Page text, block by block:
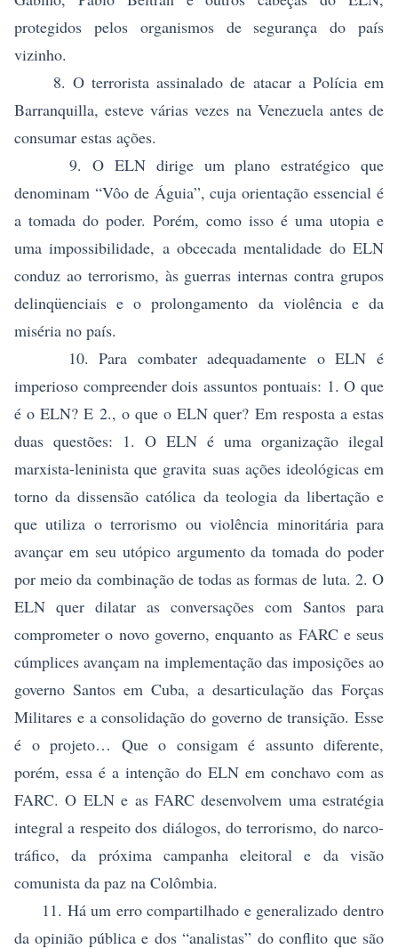
protegidos pelos organismos de segurança do país
vizinho.
8. O terrorista assinalado de atacar a Polícia em
Barranquilla, esteve várias vezes na Venezuela antes de
consumar estas ações.
9. O ELN dirige um plano estratégico que
denominam “Vôo de Águia”, cuja orientação essencial é
a tomada do poder. Porém, como isso é uma utopia e
uma impossibilidade, a obcecada mentalidade do ELN
conduz ao terrorismo, às guerras internas contra grupos
delinqüenciais e o prolongamento da violência e da
miséria no país.
10. Para combater adequadamente o ELN é
imperioso compreender dois assuntos pontuais: 1. O que
é o ELN? E 2., o que o ELN quer? Em resposta a estas
duas questões: 1. O ELN é uma organização ilegal
marxista-leninista que gravita suas ações ideológicas em
torno da dissensão católica da teologia da libertação e
que utiliza o terrorismo ou violência minoritária para
avançar em seu utópico argumento da tomada do poder
por meio da combinação de todas as formas de luta. 2. O
ELN quer dilatar as conversações com Santos para
comprometer o novo governo, enquanto as FARC e seus
cúmplices avançam na implementação das imposições ao
governo Santos em Cuba, a desarticulação das Forças
Militares e a consolidação do governo de transição. Esse
é o projeto… Que o consigam é assunto diferente,
porém, essa é a intenção do ELN em conchavo com as
FARC. O ELN e as FARC desenvolvem uma estratégia
integral a respeito dos diálogos, do terrorismo, do narco-
tráfico, da próxima campanha eleitoral e da visão
comunista da paz na Colômbia.
11. Há um erro compartilhado e generalizado dentro
da opinião pública e dos “analistas” do conflito que são